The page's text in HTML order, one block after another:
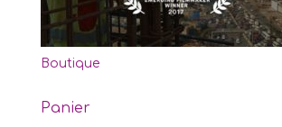
Boutique
Panier